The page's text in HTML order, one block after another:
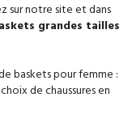
sur notre site et dans
grandes tailles
baskets pour femme :
de chaussures en
La basket est la
accompagnera